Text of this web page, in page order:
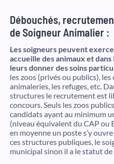
Débouchés,
de Soigneur Animalier :
Les soigneurs peuvent
accueille des animaux et
leurs donner des soins
les zoos (privés ou publics),
animaleries, les refuges, etc.
structures le recrutement est
concours. Seuls les zoos
candidats ayant au minimum
(niveau équivalent du CAP ou
en moyenne un poste s’y
ces structures publiques, le
municipal sinon il a le statut